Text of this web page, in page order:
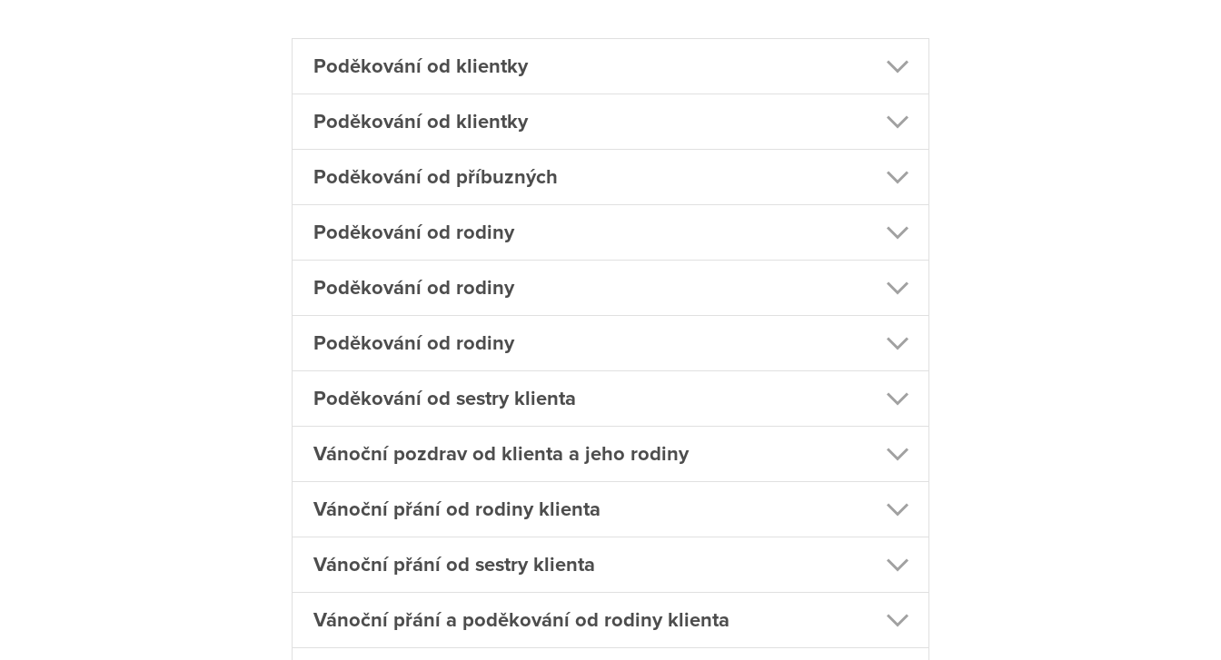
Poděkování od klientky
Poděkování od klientky
Poděkování od příbuzných
Poděkování od rodiny
Poděkování od rodiny
Poděkování od rodiny
Poděkování od sestry klienta
Vánoční pozdrav od klienta a jeho rodiny
Vánoční přání od rodiny klienta
Vánoční přání od sestry klienta
Vánoční přání a poděkování od rodiny klienta